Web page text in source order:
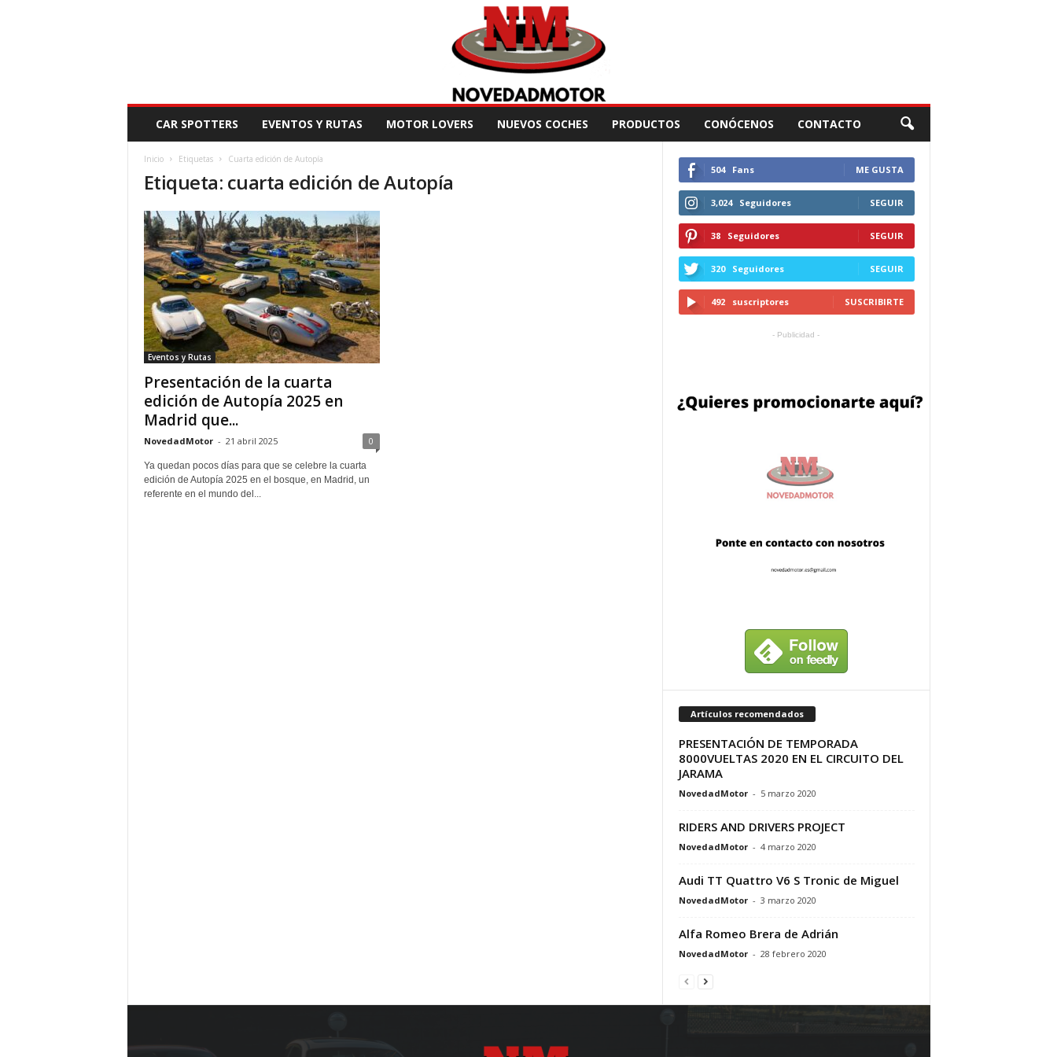
V
CAR SPOTTERS EVENTOS Y RUTAS MOTOR LOVERS NUEVOS COCHES PRODUCTOS CONÓCENOS CONTACTO
Inicio Etiquetas Cuarta edición de Autopía
Etiqueta: cuarta edición de Autopía
Eventos y Rutas
Presentación de la cuarta
edición de Autopía 2025 en
Madrid que...
NovedadMotor - 21 abril 2025 0
Ya quedan pocos días para que se celebre la cuarta
edición de Autopía 2025 en el bosque, en Madrid, un
referente en el mundo del...
504 Fans ME GUSTA
3,024 Seguidores SEGUIR
38 Seguidores SEGUIR
320 Seguidores SEGUIR
492 suscriptores SUSCRIBIRTE
- Publicidad -
Artículos recomendados
PRESENTACIÓN DE TEMPORADA
8000VUELTAS 2020 EN EL CIRCUITO DEL
JARAMA
NovedadMotor - 5 marzo 2020
RIDERS AND DRIVERS PROJECT
NovedadMotor - 4 marzo 2020
Audi TT Quattro V6 S Tronic de Miguel
NovedadMotor - 3 marzo 2020
Alfa Romeo Brera de Adrián
NovedadMotor - 28 febrero 2020